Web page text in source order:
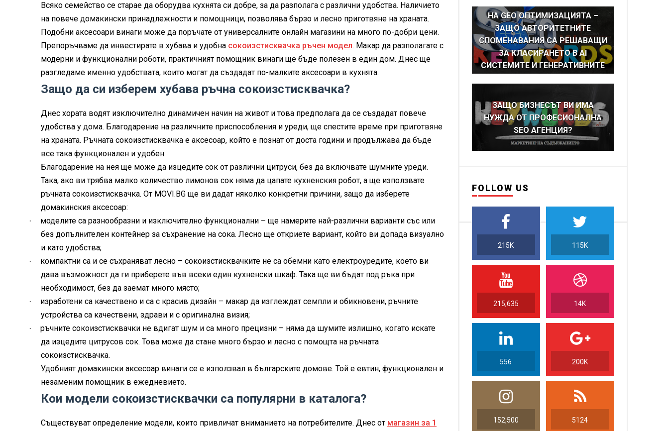
Всяко семейство се старае да оборудва кухнята си добре, за да разполага с различни удобства. Наличието
на повече домакински принадлежности и помощници, позволява бързо и лесно приготвяне на храната.
Подобни аксесоари винаги може да поръчате от универсалните онлайн магазини на много по-добри цени.
Препоръчваме да инвестирате в хубава и удобна сокоизстисквачка ръчен модел. Макар да разполагате с
модерни и функционални роботи, практичният помощник винаги ще бъде полезен в един дом. Днес ще
разгледаме именно удобствата, които могат да създадат по-малките аксесоари в кухнята.
Защо да си изберем хубава ръчна сокоизстисквачка?
Днес хората водят изключително динамичен начин на живот и това предполага да се създадат повече
удобства у дома. Благодарение на различните приспособления и уреди, ще спестите време при приготвяне
на храната. Ръчната сокоизстисквачка е аксесоар, който е познат от доста години и продължава да бъде
все така функционален и удобен.
Благодарение на нея ще може да изцедите сок от различни цитруси, без да включвате шумните уреди.
Така, ако ви трябва малко количество лимонов сок няма да цапате кухненския робот, а ще използвате
ръчната сокоизстисквачка. От MOVI.BG ще ви дадат няколко конкретни причини, защо да изберете
домакинския аксесоар:
·
моделите са разнообразни и изключително функционални – ще намерите най-различни варианти със или
без допълнителен контейнер за съхранение на сока. Лесно ще откриете вариант, който ви допада визуално
и като удобства;
·
компактни са и се съхраняват лесно – сокоизстисквачките не са обемни като електроуредите, което ви
дава възможност да ги приберете във всеки един кухненски шкаф. Така ще ви бъдат под ръка при
необходимост, без да заемат много място;
·
изработени са качествено и са с красив дизайн – макар да изглеждат семпли и обикновени, ръчните
устройства са качествени, здрави и с оригинална визия;
·
ръчните сокоизстисквачки не вдигат шум и са много прецизни – няма да шумите излишно, когато искате
да изцедите цитрусов сок. Това може да стане много бързо и лесно с помощта на ръчната
сокоизстисквачка.
Удобният домакински аксесоар винаги се е използвал в българските домове. Той е евтин, функционален и
незаменим помощник в ежедневието.
Кои модели сокоизстисквачки са популярни в каталога?
Съществуват определение модели, които привличат вниманието на потребителите. Днес от магазин за 1
НА GEO ОПТИМИЗАЦИЯТА –
ЗАЩО АВТОРИТЕТНИТЕ
СПОМЕНАВАНИЯ СА РЕШАВАЩИ
ЗА КЛАСИРАНЕТО В AI
СИСТЕМИТЕ И ГЕНЕРАТИВНИТЕ
ЗАЩО БИЗНЕСЪТ ВИ ИМА
НУЖДА ОТ ПРОФЕСИОНАЛНА
SEO АГЕНЦИЯ?
FOLLOW US
215K 115K
215,635 14K
556 200K
152,500 5124